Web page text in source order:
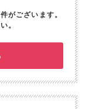
がございます。
。